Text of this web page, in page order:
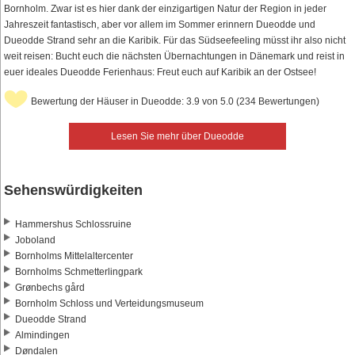
Bornholm. Zwar ist es hier dank der einzigartigen Natur der Region in jeder
Jahreszeit fantastisch, aber vor allem im Sommer erinnern Dueodde und
Dueodde Strand sehr an die Karibik. Für das Südseefeeling müsst ihr also nicht
weit reisen: Bucht euch die nächsten Übernachtungen in Dänemark und reist in
euer ideales Dueodde Ferienhaus: Freut euch auf Karibik an der Ostsee!
Lesen Sie mehr über Dueodde
Bewertung der Häuser in Dueodde: 3.9 von 5.0 (234 Bewertungen)
Sehenswürdigkeiten
Hammershus Schlossruine
Joboland
Bornholms Mittelaltercenter
Bornholms Schmetterlingpark
Grønbechs gård
Bornholm Schloss und Verteidungsmuseum
Dueodde Strand
Almindingen
Døndalen